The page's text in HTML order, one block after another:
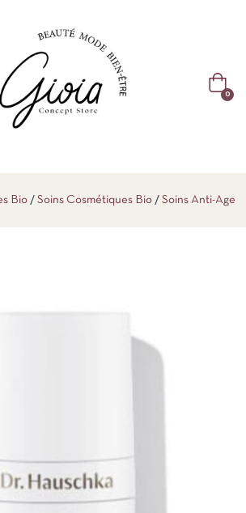
0
Bio Soins Cosmétiques Bio Soins Anti-Age